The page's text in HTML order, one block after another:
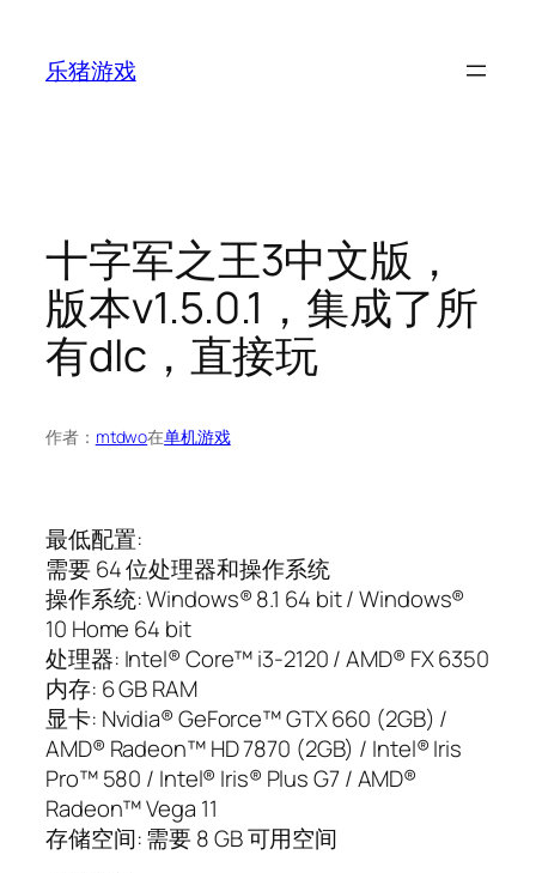
乐猪游戏
十字军之王3中文版，
版本v1.5.0.1，集成了所
有dlc，直接玩
作者： mtdwo在单机游戏
最低配置:
需要 64 位处理器和操作系统
操作系统: Windows® 8.1 64 bit / Windows®
10 Home 64 bit
处理器: Intel® Core™ i3-2120 / AMD® FX 6350
内存: 6 GB RAM
显卡: Nvidia® GeForce™ GTX 660 (2GB) /
AMD® Radeon™ HD 7870 (2GB) / Intel® Iris
Pro™ 580 / Intel® Iris® Plus G7 / AMD®
Radeon™ Vega 11
存储空间: 需要 8 GB 可用空间